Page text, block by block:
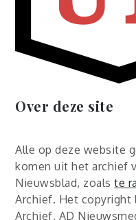
Over deze site
Alle op deze website
komen uit het archief
Nieuwsblad, zoalste
Archief. Het
Archief, AD